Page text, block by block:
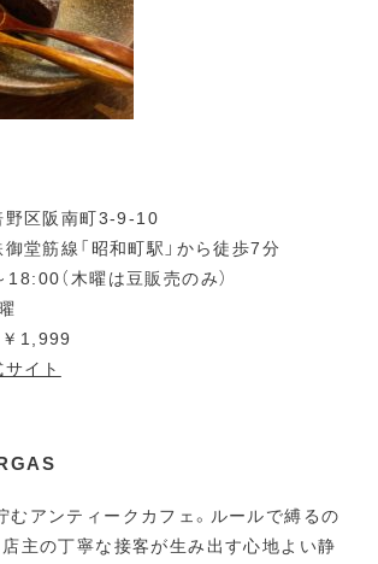
野区阪南町3-9-10
堂筋線「昭和町駅」から徒歩7分
（木曜は豆販売のみ）
1,999
イト
むアンティークカフェ。ルールで縛るの
店主の丁寧な接客が生み出す心地よい静